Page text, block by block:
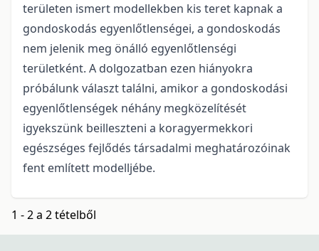
területen ismert modellekben kis teret kapnak a
gondoskodás egyenlőtlenségei, a gondoskodás
nem jelenik meg önálló egyenlőtlenségi
területként. A dolgozatban ezen hiányokra
próbálunk választ találni, amikor a gondoskodási
egyenlőtlenségek néhány megközelítését
igyekszünk beilleszteni a koragyermekkori
egészséges fejlődés társadalmi meghatározóinak
fent említett modelljébe.
1 - 2 a 2 tételből